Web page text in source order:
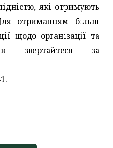
які отримують
отриманням більш
щодо організації та
звертайтеся за